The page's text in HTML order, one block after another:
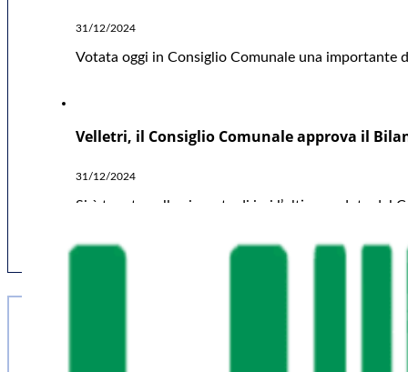
31/12/2024
Votata oggi in Consiglio Comunale una
Velletri, il Consiglio Comunale approva il
31/12/2024
Si è tenuta nella giornata di ieri l’ultima seduta del